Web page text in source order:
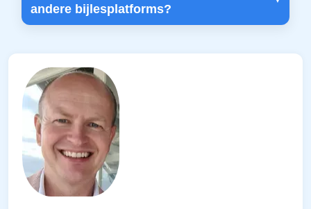
andere bijlesplatforms?